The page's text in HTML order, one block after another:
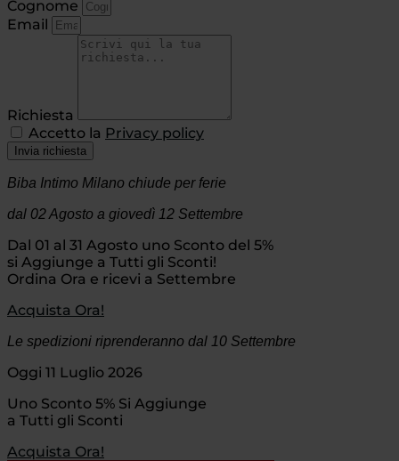
Cognome
Email
Richiesta
Accetto la Privacy policy
Invia richiesta
Biba Intimo Milano chiude per ferie
dal 02 Agosto a giovedì 12 Settembre
Dal 01 al 31 Agosto uno Sconto del 5%
si Aggiunge a Tutti gli Sconti!
Ordina Ora e ricevi a Settembre
Acquista Ora!
Le spedizioni riprenderanno dal 10 Settembre
Oggi 11 Luglio 2026
Uno Sconto 5% Si Aggiunge
a Tutti gli Sconti
Acquista Ora!